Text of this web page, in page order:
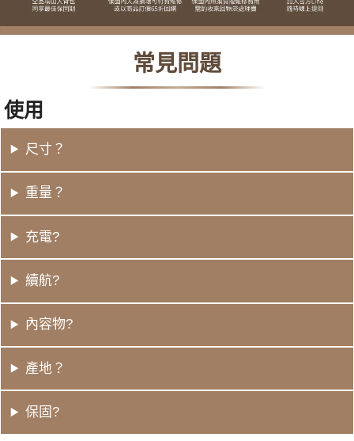
常見問題
使用
尺寸？
重量？
充電?
續航?
內容物?
產地？
保固?